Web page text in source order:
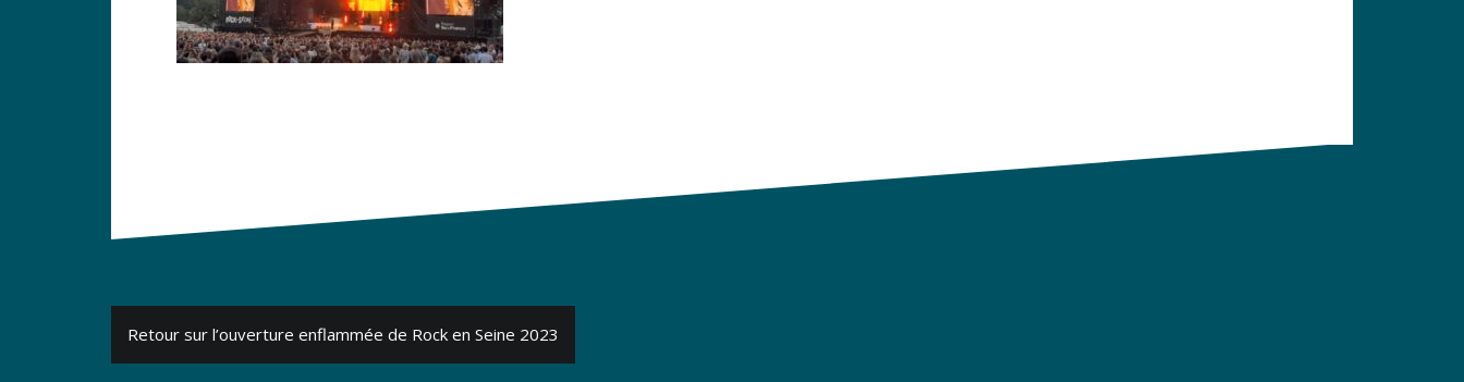
Navigation
de
Retour sur l’ouverture enflammée de Rock en Seine 2023